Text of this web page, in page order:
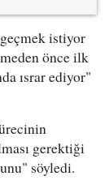
istiyor
önce ilk
ısrar ediyor"
gerektiği
söyledi.